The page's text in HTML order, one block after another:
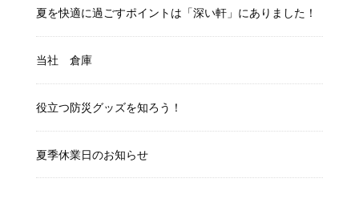
夏を快適に過ごすポイントは「深い軒」にありました！
当社 倉庫
役立つ防災グッズを知ろう！
夏季休業日のお知らせ